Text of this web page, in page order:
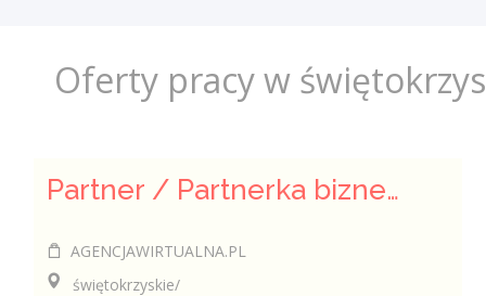
Oferty pracy w
Partner / Partnerka biznesowa – agencja marketingu internetowego (model franczyzowy)
AGENCJAWIRTUALNA.PL
świętokrzyskie/